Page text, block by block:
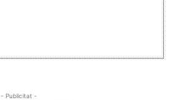
- Publicitat -